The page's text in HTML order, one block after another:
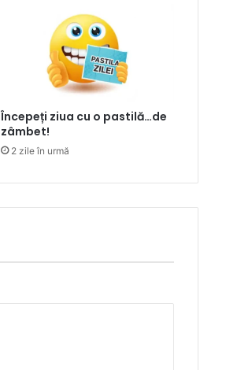
Începeți ziua cu o pastilă…de
zâmbet!
2 zile în urmă